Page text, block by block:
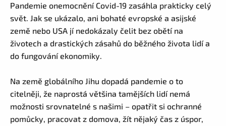
Pandemie onemocnění Covid-19 zasáhla prakticky celý
svět. Jak se ukázalo, ani bohaté evropské a asijské
země nebo USA jí nedokázaly čelit bez obětí na
životech a drastických zásahů do běžného života lidí a
do fungování ekonomiky.
Na země globálního Jihu dopadá pandemie o to
citelněji, že naprostá většina tamějších lidí nemá
možnosti srovnatelné s našimi – opatřit si ochranné
pomůcky, pracovat z domova, žít nějaký čas z úspor,